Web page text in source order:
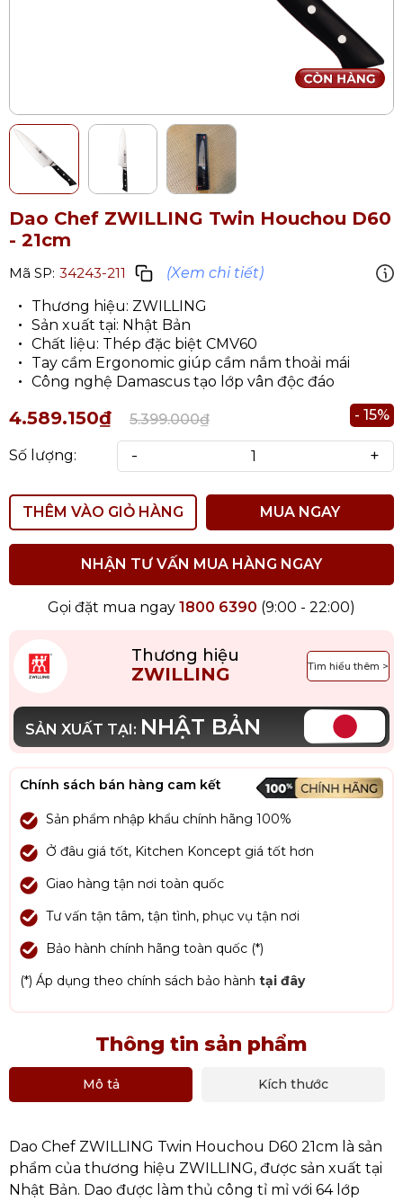
Dao Chef ZWILLING Twin Houchou D60
- 21cm
Mã SP: 34243-211
(Xem chi tiết)
Thương hiệu: ZWILLING
Sản xuất tại: Nhật Bản
Chất liệu: Thép đặc biệt CMV60
Tay cầm Ergonomic giúp cầm nắm thoải mái
Công nghệ Damascus tạo lớp vân độc đáo
4.589.150₫ 5.399.000₫ - 15%
Số lượng: - +
THÊM VÀO GIỎ HÀNG MUA NGAY
NHẬN TƯ VẤN MUA HÀNG NGAY
Gọi đặt mua ngay 1800 6390 (9:00 - 22:00)
Thương hiệu
ZWILLING Tìm hiểu thêm >
SẢN XUẤT TẠI: NHẬT BẢN
Chính sách bán hàng cam kết
Sản phẩm nhập khẩu chính hãng 100%
Ở đâu giá tốt, Kitchen Koncept giá tốt hơn
Giao hàng tận nơi toàn quốc
Tư vấn tận tâm, tận tình, phục vụ tận nơi
Bảo hành chính hãng toàn quốc (*)
(*) Áp dụng theo chính sách bảo hành tại đây
Thông tin sản phẩm
Mô tả Kích thước
Dao Chef ZWILLING Twin Houchou D60 21cm là sản
phẩm của thương hiệu ZWILLING, được sản xuất tại
Nhật Bản. Dao được làm thủ công tỉ mỉ với 64 lớp